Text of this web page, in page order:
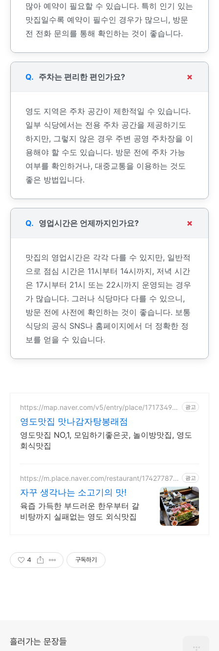
많아 예약이 필요할 수 있습니다. 특히 인기 있는
맛집일수록 예약이 필수인 경우가 많으니, 방문
전 전화 문의를 통해 확인하는 것이 좋습니다.
주차는 편리한 편인가요?
영도 지역은 주차 공간이 제한적일 수 있습니다.
일부 식당에서는 전용 주차 공간을 제공하기도
하지만, 그렇지 않은 경우 주변 공영 주차장을 이
용해야 할 수도 있습니다. 방문 전에 주차 가능
여부를 확인하거나, 대중교통을 이용하는 것도
좋은 방법입니다.
영업시간은 언제까지인가요?
맛집의 영업시간은 각각 다를 수 있지만, 일반적
으로 점심 시간은 11시부터 14시까지, 저녁 시간
은 17시부터 21시 또는 22시까지 운영되는 경우
가 많습니다. 그러나 식당마다 다를 수 있으니,
방문 전에 사전에 확인하는 것이 좋습니다. 보통
식당의 공식 SNS나 홈페이지에서 더 정확한 정
보를 얻을 수 있습니다.
https://map.naver.com/v5/entry/place/171734916
광고
영도맛집 맛나감자탕봉래점
영도맛집 NO,1, 모임하기좋은곳, 놀이방맛집, 영도
회식맛집
https://m.place.naver.com/restaurant/174277879
광고
자꾸 생각나는 소고기의 맛!
육즙 가득한 부드러운 한우부터 갈
비탕까지 실패없는 영도 외식맛집
4 구독하기
흘러가는 문장들